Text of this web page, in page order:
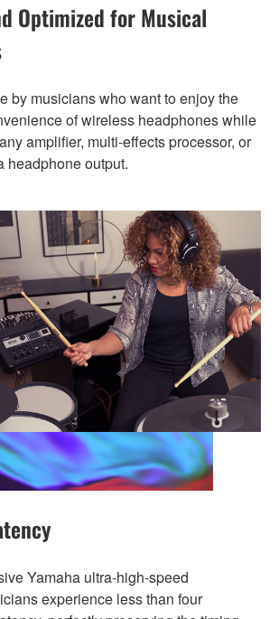
Optimized for Musical
by musicians who want to enjoy the
of wireless headphones while
amplifier, multi-effects processor, or
headphone output.
Yamaha ultra-high-speed
experience less than four